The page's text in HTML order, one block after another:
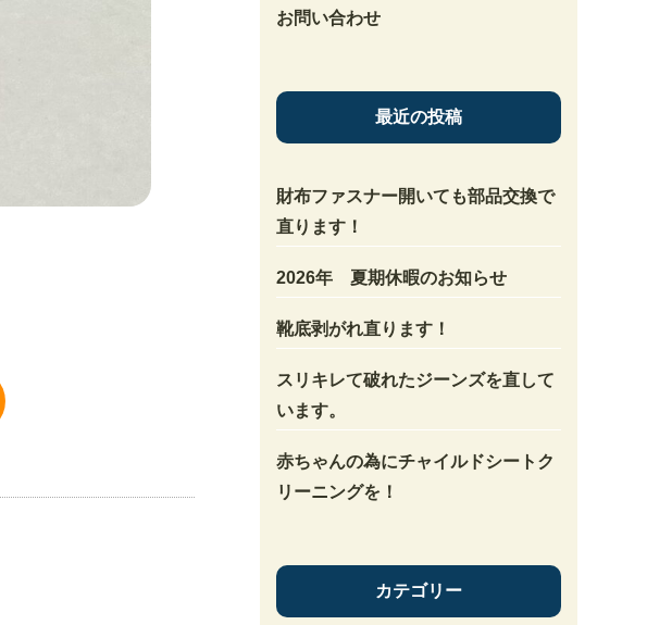
お問い合わせ
最近の投稿
財布ファスナー開いても部品交換で
直ります！
2026年 夏期休暇のお知らせ
靴底剥がれ直ります！
スリキレて破れたジーンズを直して
います。
赤ちゃんの為にチャイルドシートク
リーニングを！
カテゴリー